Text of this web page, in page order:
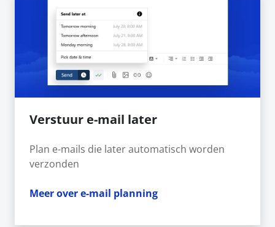
Verstuur e-mail later
Plan e-mails die later automatisch worden
verzonden
Meer over e-mail planning